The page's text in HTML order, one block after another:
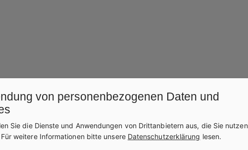
von personenbezogenen Daten und
Sie die Dienste und Anwendungen von Drittanbietern aus, die Sie nutzen
Für weitere Informationen bitte unsere Datenschutzerklärung lesen.